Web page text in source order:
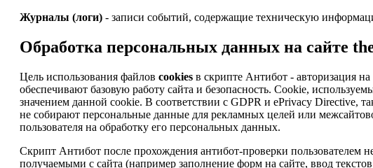
Журналы (логи) - записи событий, содержащие техническую
Обработка персональных данных на сайте
Цель использования файлов cookies в скрипте Антибот - авторизация
обеспечивают базовую работу сайта и безопасность. Cookie,
значением данной cookie. В соответствии с GDPR и ePrivacy Directive,
не собирают персональные данные для рекламных целей или
пользователя на обработку его персональных данных.
Скрипт Антибот после прохождения антибот-проверки пользователем
получаемыми с сайта (например заполнение форм на сайте, ввод